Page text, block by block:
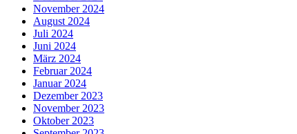
November 2024
August 2024
Juli 2024
Juni 2024
März 2024
Februar 2024
Januar 2024
Dezember 2023
November 2023
Oktober 2023